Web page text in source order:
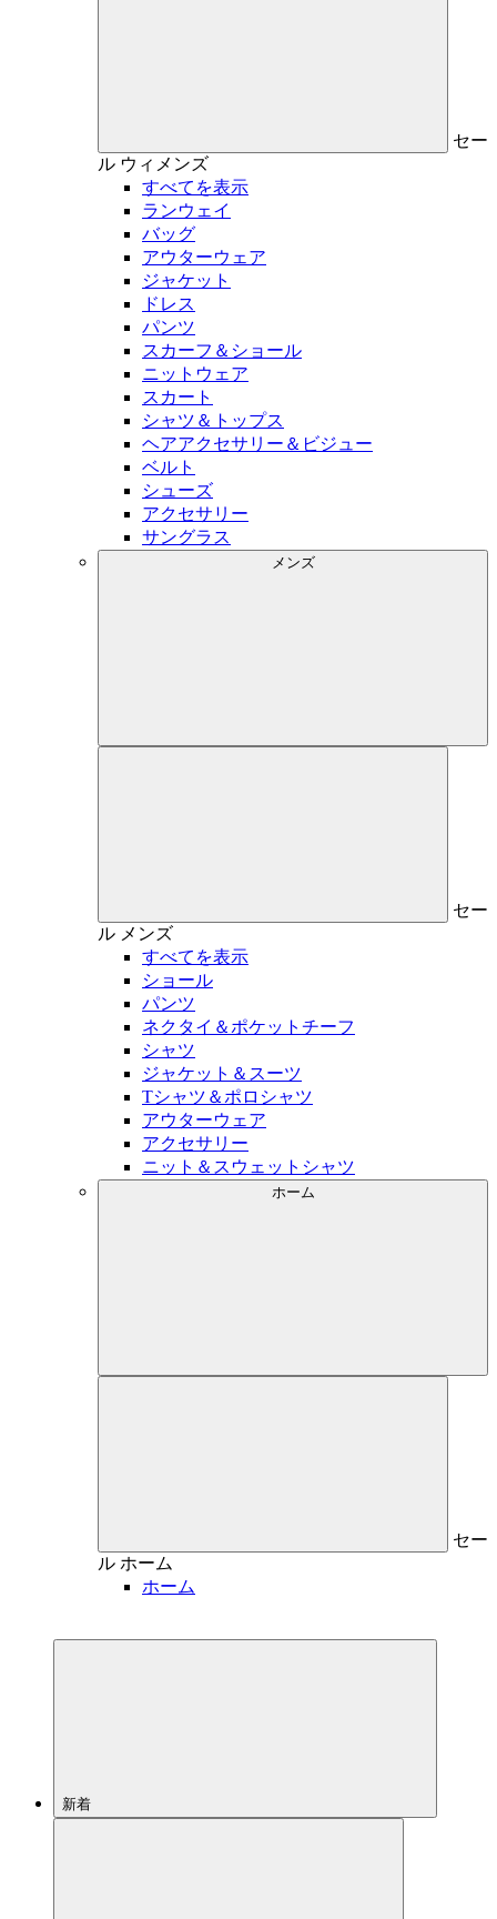
セー
ル ウィメンズ
すべてを表示
ランウェイ
バッグ
アウターウェア
ジャケット
ドレス
パンツ
スカーフ＆ショール
ニットウェア
スカート
シャツ＆トップス
ヘアアクセサリー＆ビジュー
ベルト
シューズ
アクセサリー
サングラス
メンズ
セー
ル メンズ
すべてを表示
ショール
パンツ
ネクタイ＆ポケットチーフ
シャツ
ジャケット＆スーツ
Tシャツ＆ポロシャツ
アウターウェア
アクセサリー
ニット＆スウェットシャツ
ホーム
セー
ル ホーム
ホーム
新着